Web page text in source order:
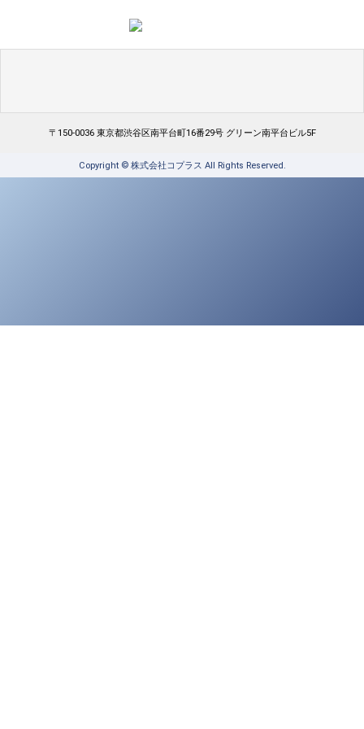
〒150-0036 東京都渋谷区南平台町16番29号 グリーン南平台ビル5F
Copyright © 株式会社コプラス All Rights Reserved.